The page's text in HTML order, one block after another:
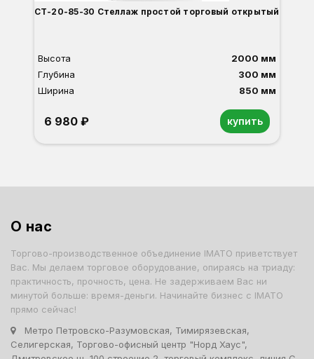
СТ-20-85-30 Стеллаж простой торговый открытый
Высота
2000 мм
Глубина
300 мм
Ширина
850 мм
6 980 ₽ купить
О нас
Торгово-производственное объединение IMATO приветствует
Вас. Мы делаем торговое оборудование, опираясь на триаду:
практичность, прочность, цена. Не задерживаем Вас ни
минутой больше: время-деньги. Начинайте бизнес с IMATO
прямо сейчас!
Метро Петровско-Разумовская, Тимирязевская,
Селигерская, Торгово-офисный центр "Норд Хаус",